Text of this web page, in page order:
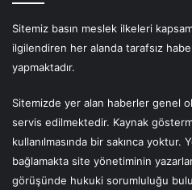
Sitemiz basın meslek ilkeleri
ilgilendiren her alanda tarafsız
yapmaktadır.
Sitemizde yer alan haberler genel
servis edilmektedir. Kaynak
kullanılmasında bir sakınca yoktur.
bağlamakta site yönetiminin
görüşünde hukuki sorumluluğu